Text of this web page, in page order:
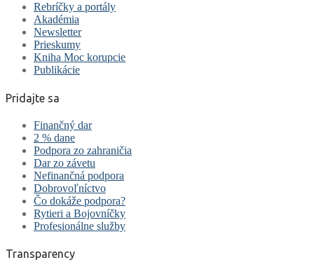
Rebríčky a portály
Akadémia
Newsletter
Prieskumy
Kniha Moc korupcie
Publikácie
Pridajte sa
Finančný dar
2 % dane
Podpora zo zahraničia
Dar zo závetu
Nefinančná podpora
Dobrovoľníctvo
Čo dokáže podpora?
Rytieri a Bojovníčky
Profesionálne služby
Transparency